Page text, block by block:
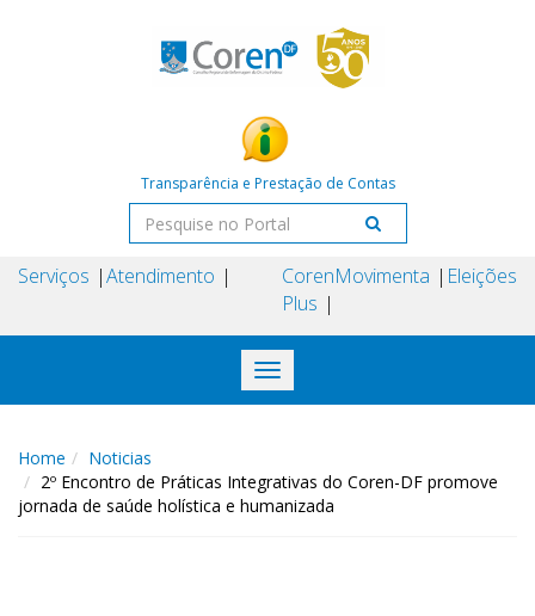
Transparência e Prestação de Contas
Serviços Atendimento
Coren
Plus
Movimenta Eleições
Toggle
navigation
Home
Noticias
2º Encontro de Práticas Integrativas do Coren-DF promove
jornada de saúde holística e humanizada